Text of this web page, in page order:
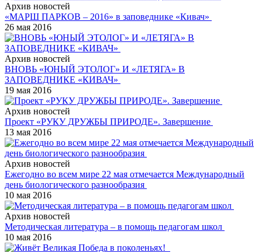
Архив новостей
«МАРШ ПАРКОВ – 2016» в заповеднике «Кивач»
26 мая 2016
Архив новостей
ВНОВЬ «ЮНЫЙ ЭТОЛОГ» И «ЛЕТЯГА» В
ЗАПОВЕДНИКЕ «КИВАЧ»
19 мая 2016
Архив новостей
Проект «РУКУ ДРУЖБЫ ПРИРОДЕ». Завершение
13 мая 2016
Архив новостей
Ежегодно во всем мире 22 мая отмечается Международный
день биологического разнообразия
10 мая 2016
Архив новостей
Методическая литература – в помощь педагогам школ
10 мая 2016